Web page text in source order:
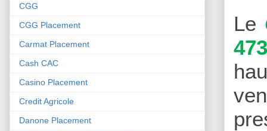
Le
CGG
CGG Placement
Carmat Placement
Cash CAC
Casino Placement
Credit Agricole
Danone Placement